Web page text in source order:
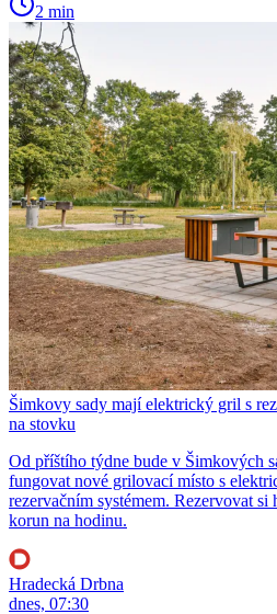
2 min
Šimkovy sady mají elektrický gril s
na stovku
Od příštího týdne bude v Šimkových
fungovat nové grilovací místo s
rezervačním systémem. Rezervovat si
korun na hodinu.
Hradecká Drbna
dnes, 07:30